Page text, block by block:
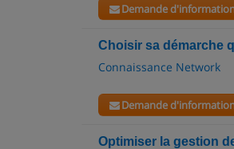
Demande
Choisir sa démarche
Connaissance Network
Demande
Optimiser la gestion